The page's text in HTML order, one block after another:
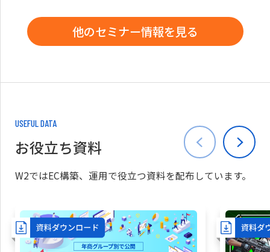
他のセミナー情報を見る
USEFUL DATA
お役立ち資料
W2ではEC構築、運用で役立つ資料を配布しています。